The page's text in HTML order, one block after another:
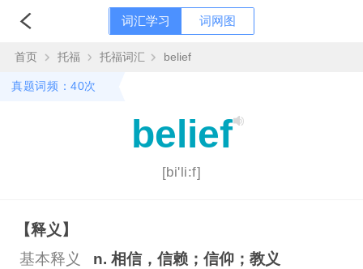
词汇学习 词网图
首页 托福 托福词汇 belief
真题词频：40次
belief
[bi'li:f]
【释义】
基本释义
n. 相信，信赖；信仰；教义